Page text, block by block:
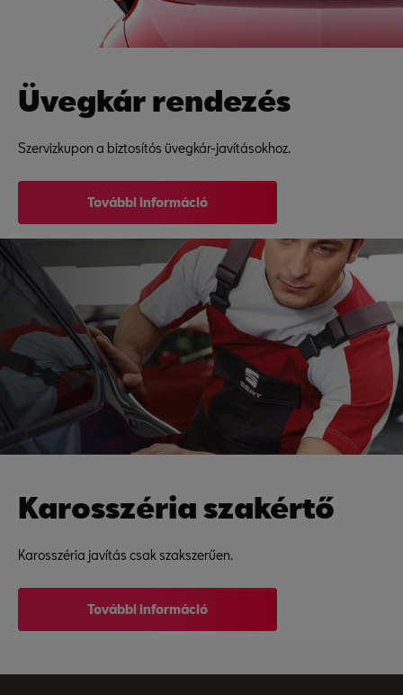
Üvegkár rendezés
Szervizkupon a biztosítós üvegkár-javításokhoz.
További információ
Karosszéria szakértő
Karosszéria javítás csak szakszerűen.
További információ